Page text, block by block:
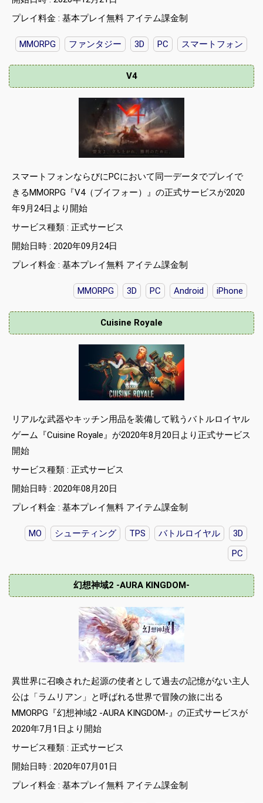
プレイ料金 : 基本プレイ無料 アイテム課金制
MMORPG ファンタジー 3D PC スマートフォン
V4
スマートフォンならびにPCにおいて同一データでプレイで
きるMMORPG『V4（ブイフォー）』の正式サービスが2020
年9月24日より開始
サービス種類 : 正式サービス
開始日時 : 2020年09月24日
プレイ料金 : 基本プレイ無料 アイテム課金制
MMORPG 3D PC Android iPhone
Cuisine Royale
リアルな武器やキッチン用品を装備して戦うバトルロイヤル
ゲーム『Cuisine Royale』が2020年8月20日より正式サービス
開始
サービス種類 : 正式サービス
開始日時 : 2020年08月20日
プレイ料金 : 基本プレイ無料 アイテム課金制
MO シューティング TPS バトルロイヤル
3D
PC
幻想神域2 -AURA KINGDOM-
異世界に召喚された起源の使者として過去の記憶がない主人
公は「ラムリアン」と呼ばれる世界で冒険の旅に出る
MMORPG『幻想神域2 -AURA KINGDOM-』の正式サービスが
2020年7月1日より開始
サービス種類 : 正式サービス
開始日時 : 2020年07月01日
プレイ料金 : 基本プレイ無料 アイテム課金制